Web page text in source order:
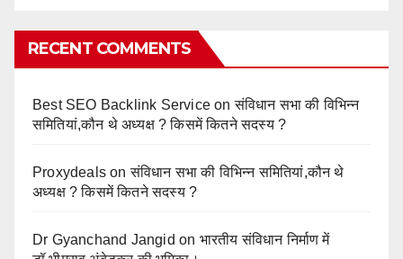
RECENT COMMENTS
Best SEO Backlink Service onसंविधान सभा की विभिन्न
समितियां,कौन थे अध्यक्ष ? किसमें कितने सदस्य ?
Proxydeals onसंविधान सभा की विभिन्न समितियां,कौन थे
अध्यक्ष ? किसमें कितने सदस्य ?
Dr Gyanchand Jangid on भारतीय संविधान निर्माण में